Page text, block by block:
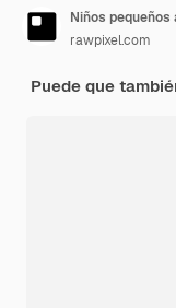
rawpixel.com
Puede que